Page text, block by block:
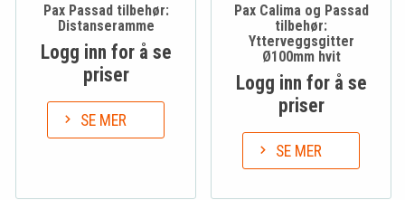
Pax Passad tilbehør:
Distanseramme
Logg inn for å se
priser
SE MER
Pax Calima og Passad
tilbehør:
Ytterveggsgitter
Ø100mm hvit
Logg inn for å se
priser
SE MER